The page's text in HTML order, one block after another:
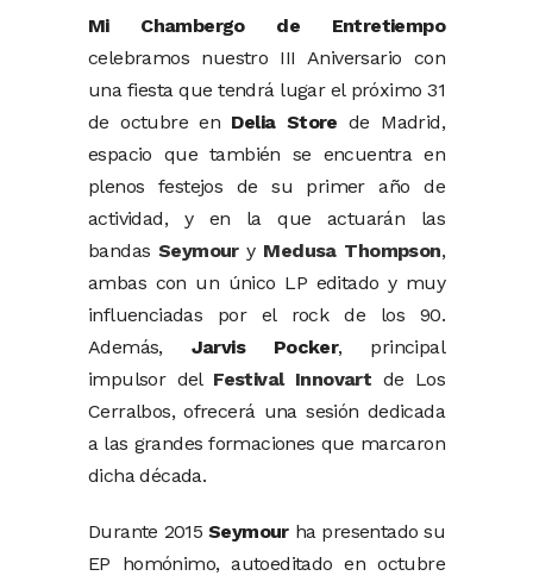
Mi Chambergo de Entretiempo
celebramos nuestro III Aniversario con
una fiesta que tendrá lugar el próximo 31
de octubre en Delia Store de Madrid,
espacio que también se encuentra en
plenos festejos de su primer año de
actividad, y en la que actuarán las
bandas Seymoury Medusa Thompson,
ambas con un único LP editado y muy
influenciadas por el rock de los 90.
Además, Jarvis Pocker, principal
impulsor del Festival Innovart de Los
Cerralbos, ofrecerá una sesión dedicada
a las grandes formaciones que marcaron
dicha década.
Durante 2015Seymourha presentado su
EP homónimo, autoeditado en octubre